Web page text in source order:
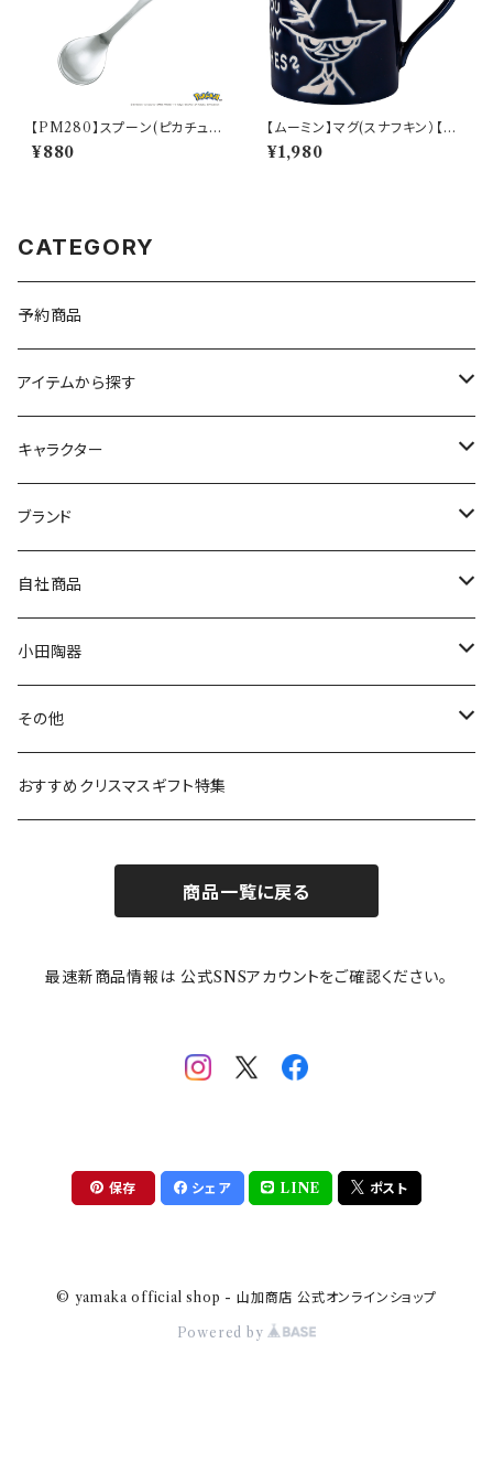
【PM280】スプーン(ピカチュ
ウ)【Daily Sketch】PM284-8
50
¥880
【ムーミン】マグ(スナフキン）【M
M9000】MM9003-11
¥1,980
CATEGORY
予約商品
アイテムから探す
九谷焼
マグ＆カップ
プレート
ボウル
ガラスウェア
カトラリー
キャラクター
ムーミン
80th記念アイテム
リトルミイの日記念アイテム
MOOMIN ANIMATION
スヌーピー
ピーターラビット
ポケットモンスター
mofusand（モフサンド）
mofsand×日比谷花壇
ちびまる子ちゃんandクレヨンしんちゃん
ブランド
LA AMYS(エミーズ)
LISA LARSON(リサラーソン)
LAURA ASHLEY(ローラ アシュレイ)
Finlayson(フィンレイソン)
HANAE MORI(ハナエモリ)
THE BEATLES(ザ・ビートルズ)
【山加商店×yaeko】migratory bird
自社商品
ねこ企画
Cecera(セセラ)
CELEC(セレック)
隅切り重箱
HAPPY DINING(ハッピーダイニング)
小田陶器
さざなみ
吉祥
メイメイウェア
SoSo(ソソ）
その他
リサイクル食器
おすすめクリスマスギフト特集
商品一覧に戻る
最速新商品情報は 公式SNSアカウントをご確認ください。
保存 シェア LINE ポスト
© yamaka official shop - 山加商店 公式オンラインショップ
Powered by